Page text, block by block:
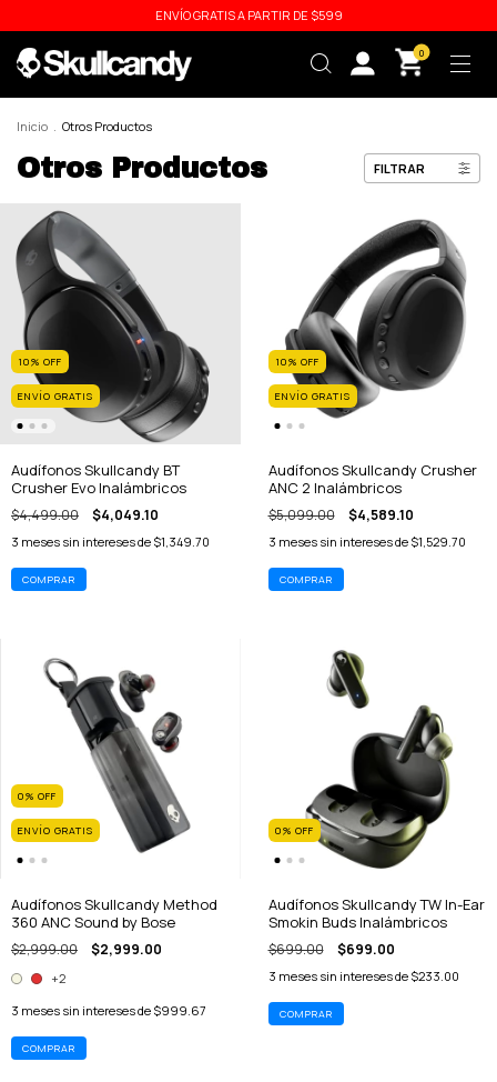
ENVÍO GRATIS A PARTIR DE $599
0
Inicio . Otros Productos
Otros Productos FILTRAR
10% OFF
ENVÍO GRATIS
Audífonos Skullcandy BT
Crusher Evo Inalámbricos
$4,499.00 $4,049.10
3 meses sin intereses de $1,349.70
10% OFF
ENVÍO GRATIS
Audífonos Skullcandy Crusher
ANC 2 Inalámbricos
$5,099.00 $4,589.10
3 meses sin intereses de $1,529.70
0% OFF
ENVÍO GRATIS
Audífonos Skullcandy Method
360 ANC Sound by Bose
$2,999.00 $2,999.00
+2
3 meses sin intereses de $999.67
COMPRAR
0% OFF
Audífonos Skullcandy TW In-Ear
Smokin Buds Inalámbricos
$699.00 $699.00
3 meses sin intereses de $233.00